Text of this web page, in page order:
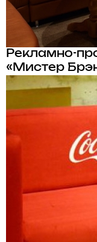
Рекламно-
«Мистер